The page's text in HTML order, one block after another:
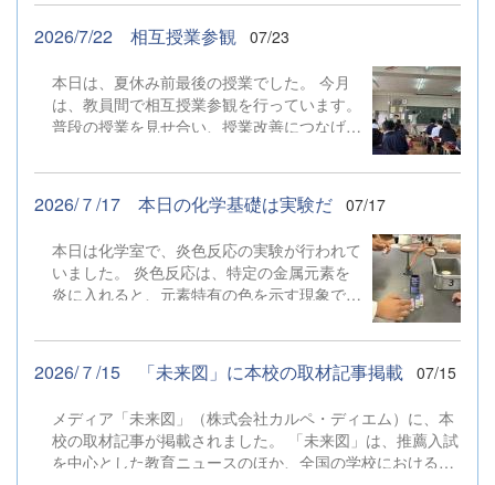
があるはず。 検証をするのも、大切な探究
です。
ようになるための【校内ライセンス制】を実
施しています。科学技術部の一環として行わ
科・普通科のどちらの生徒も受講可能です。
講座を受講して資格試験に合格すると、対象
の機器を自身の研究で自由に使える許可（ラ
体顕微鏡」「光学顕微鏡」「SEM（電子顕
微鏡）」「紫外可視分光光度計」「エバポレ
た。 1年次生の中にはすでに、すべてのライ
センスを見事に勝ち取った頼もしい生徒もい
ます。本格的な設備を自分の手で動かし、未
2026/7/22 相互授業参観 07/23
本日は、夏休み前最後の授業でした。 今月
は、教員間で相互授業参観を行っています。
普段の授業を見せ合い、授業改善につなげよ
同様の取組を行い、研修をしようということ
になっています。
2026/７/17 本日の化学基礎は実験だ 07/17
本日は化学室で、炎色反応の実験が行われて
いました。 炎色反応は、特定の金属元素を
炎に入れると、元素特有の色を示す現象で
ら、さあ実験。 謎の液体の色を確認してい
きます。 「赤」「オレンジ」と生徒の声が
飛び交い、色から元素を特定していきまし
2026/７/15 「未来図」に本校の取材記事掲載 07/15
メディア「未来図」（株式会社カルペ・ディエム）に、本
校の取材記事が掲載されました。 「未来図」は、推薦入試
を中心とした教育ニュースのほか、全国の学校における特